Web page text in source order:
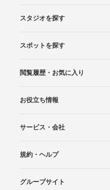
スタジオを探す
エリアから探す
こだわりから探す
NEW PHOTO STYLE
プランから探す
フォトタイプ診断
フォトグラファーから探す
国内リゾートから探す
スポットを探す
ロケーションから探す
スタジオから探す
閲覧履歴・お気に入り
閲覧スタジオ
お気に入り
お役立ち情報
Wedding Photo マガジン
はじめてガイド
サービス・会社
Photoraitとは
スタジオの掲載について
お問い合わせ
運営会社
サイトマップ
規約・ヘルプ
プライバシーポリシー
利用規約
ヘルプ
グループサイト